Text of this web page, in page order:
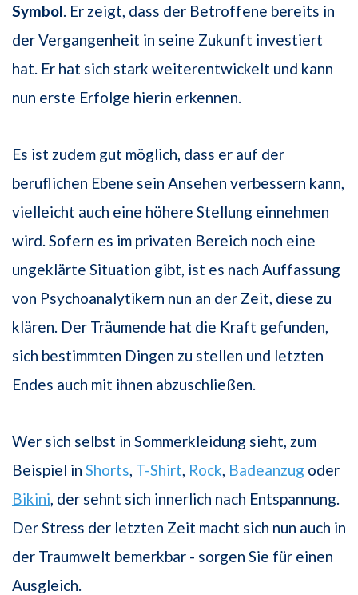
Symbol . Er zeigt, dass der Betroffene bereits in
der Vergangenheit in seine Zukunft investiert
hat. Er hat sich stark weiterentwickelt und kann
nun erste Erfolge hierin erkennen.
Es ist zudem gut möglich, dass er auf der
beruflichen Ebene sein Ansehen verbessern kann,
vielleicht auch eine höhere Stellung einnehmen
wird. Sofern es im privaten Bereich noch eine
ungeklärte Situation gibt, ist es nach Auffassung
von Psychoanalytikern nun an der Zeit, diese zu
klären. Der Träumende hat die Kraft gefunden,
sich bestimmten Dingen zu stellen und letzten
Endes auch mit ihnen abzuschließen.
Wer sich selbst in Sommerkleidung sieht, zum
Beispiel in Shorts T-Shirt Rock Badeanzug oder
Bikini , der sehnt sich innerlich nach Entspannung.
Der Stress der letzten Zeit macht sich nun auch in
der Traumwelt bemerkbar - sorgen Sie für einen
Ausgleich.